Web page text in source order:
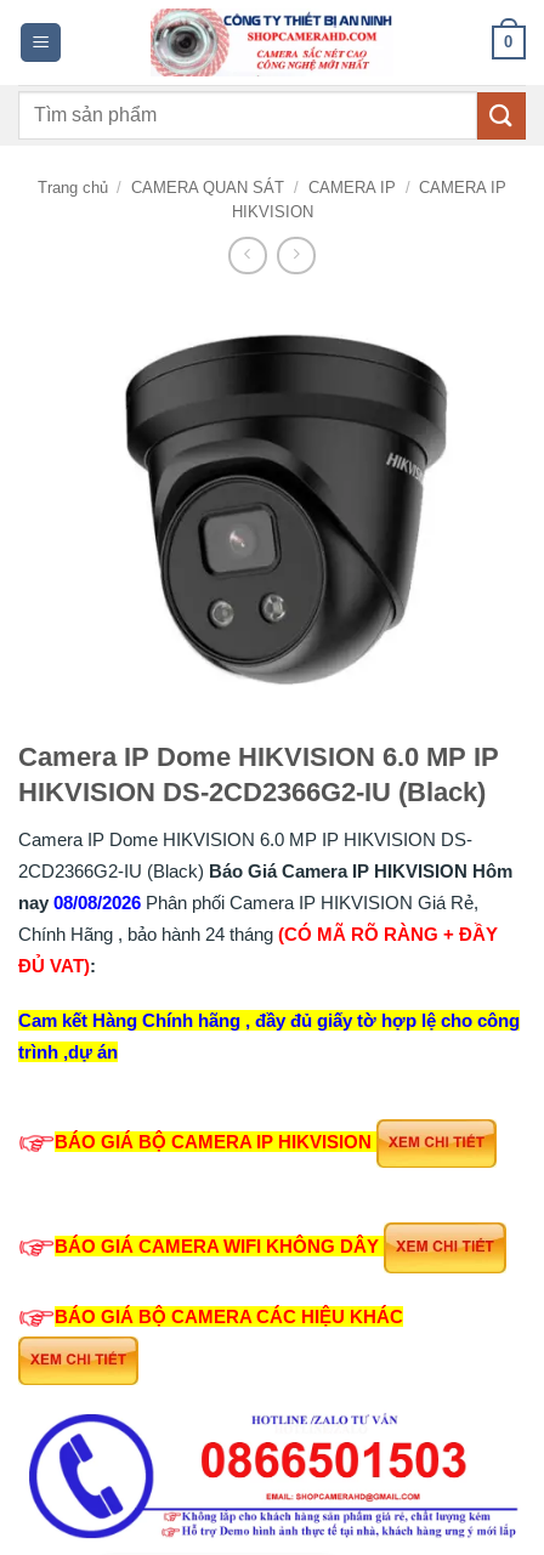
dung
0
Tìm
Trang chủ / CAMERA QUAN SÁT / CAMERA IP / CAMERA IP
HIKVISION
Camera IP Dome HIKVISION 6.0 MP IP
HIKVISION DS-2CD2366G2-IU (Black)
Camera IP Dome HIKVISION 6.0 MP IP HIKVISION DS-
2CD2366G2-IU (Black) Báo Giá Camera IP HIKVISION Hôm
nay 08/08/2026 Phân phối Camera IP HIKVISION Giá Rẻ,
Chính Hãng , bảo hành 24 tháng (CÓ MÃ RÕ RÀNG + ĐẦY
ĐỦ VAT):
Cam kết Hàng Chính hãng , đầy đủ giấy tờ hợp lệ cho công
trình ,dự án
BÁO GIÁ BỘ CAMERA IP HIKVISION
BÁO GIÁ CAMERA WIFI KHÔNG DÂY
BÁO GIÁ BỘ CAMERA CÁC HIỆU KHÁC